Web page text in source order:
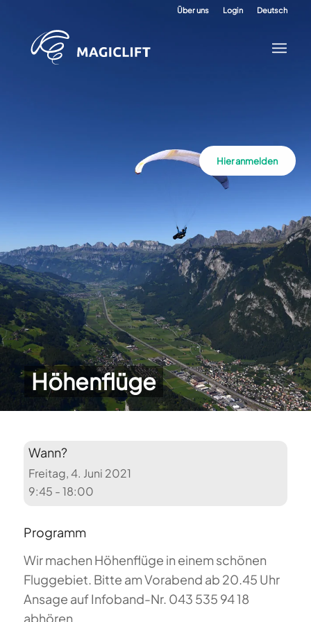
Über uns Login Deutsch
Höhenflüge
Hier anmelden
Wann?
Freitag, 4. Juni 2021
9:45 - 18:00
Programm
Wir machen Höhenflüge in einem schönen
Fluggebiet. Bitte am Vorabend ab 20.45 Uhr
Ansage auf Infoband-Nr. 043 535 94 18
abhören.